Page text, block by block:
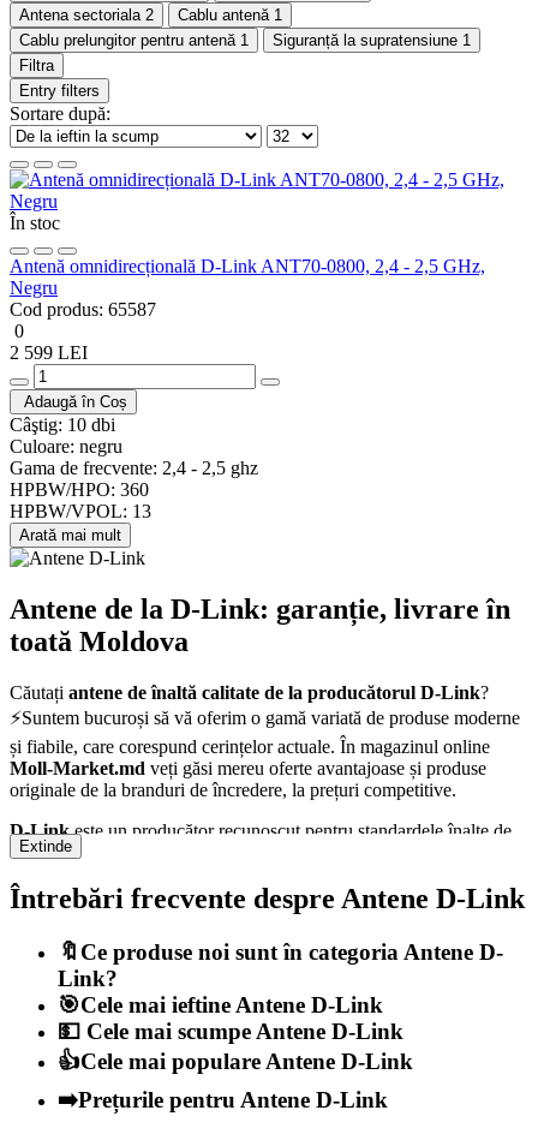
Antena sectoriala 2 Cablu antenă 1
Cablu prelungitor pentru antenă 1 Siguranță la supratensiune 1
Filtra
Entry filters
Sortare după:
În stoc
Antenă omnidirecțională D-Link ANT70-0800, 2,4 - 2,5 GHz,
Negru
Cod produs: 65587
0
2 599 LEI
Adaugă în Coș
Câştig: 10 dbi
Culoare: negru
Gama de frecvente: 2,4 - 2,5 ghz
HPBW/HPO: 360
HPBW/VPOL: 13
Arată mai mult
Antene de la D-Link: garanție, livrare în
toată Moldova
Căutați antene de înaltă calitate de la producătorul D-Link?
⚡Suntem bucuroși să vă oferim o gamă variată de produse moderne
și fiabile, care corespund cerințelor actuale. În magazinul online
Moll-Market.md veți găsi mereu oferte avantajoase și produse
originale de la branduri de încredere, la prețuri competitive.
D-Linkeste un producător recunoscut pentru standardele înalte de
calitate și inovație.
aveți nevoie de produse pentru uz casnic sau profesional — avem
⏰ Livrăm rapid și sigur în toată Moldova — inclusiv înChișinău,
Bălți, Cahul, Orhei, Edineț
fiecare comandă este livrată în cele mai bune condiții, cu ambalaj
adecvat și documentație completă. Puteți alege metoda de plată și
livrare care vi se potrivește cel mai bine.
⚒️ Toate produsele din magazinul nostru beneficiază de
oficială, iar echipa noastră este mereu gata să vă ajute cu orice
Extinde
Întrebări frecvente despre Antene D-Link
🔖Ce produse noi sunt în categoria Antene D-
Link?
🎯Cele mai ieftine Antene D-Link
💵 Cele mai scumpe Antene D-Link
👍Cele mai populare Antene D-Link
➡️Prețurile pentru Antene D-Link